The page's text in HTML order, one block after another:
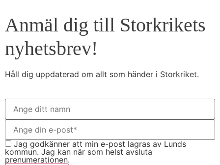
Anmäl dig till Storkrikets
nyhetsbrev!
Håll dig uppdaterad om allt som händer i Storkriket.
Jag godkänner att min e-post lagras av Lunds
kommun. Jag kan när som helst avsluta
prenumerationen.